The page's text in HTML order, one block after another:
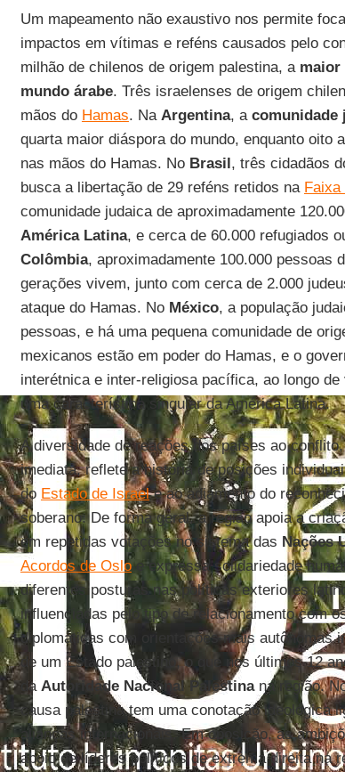
Um mapeamento não exaustivo nos permite
impactos em vítimas e reféns causados pelo
milhão de chilenos de origem palestina, a maior
mundo árabe. Três israelenses de origem
mãos do Hamas. Na Argentina, a comunidade
quarta maior diáspora do mundo, enquanto oito
nas mãos do Hamas. No Brasil, três cidadãos
busca a libertação de 29 reféns retidos na Faixa
comunidade judaica de aproximadamente
América Latina, e cerca de 60.000 refugiados
Colômbia, aproximadamente 100.000 pessoas
gerações vivem, junto com cerca de 2.000
ataque do Hamas. No México, a população
pessoas, e há uma pequena comunidade de
mexicanos estão em poder do Hamas, e o
interétnica e inter-religiosa pacífica, ao longo
uma característica singular da América Latina.
A diversidade de reações dos países ao
imediata, reflete a história de posições
do Estado de Israele ao adiamento do
soberano. De forma geral, a região apoia a
em repetidas votações no sistema das Nações
Acordos de Osloe expressa solidariedade
diferentes posturas nas políticas exteriores
influenciadas pelo tipo de relacionamento com
diplomáticas com orientações mais autônomas
de um Estado palestino, o que nos últimos 12
da Autoridade Nacional Palestinana região.
causa palestina tem uma conotação ideológica
alianças internacionais. Em oposição, as
apoio de líderes políticos de extrema direita na